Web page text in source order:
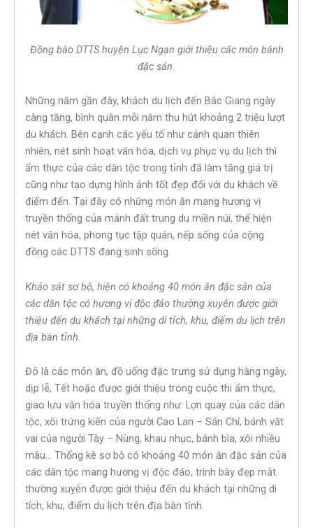
Đồng bào DTTS huyện Lục Ngạn giới thiệu các món bánh
đặc sản.
Những năm gần đây, khách du lịch đến Bắc Giang ngày
càng tăng, bình quân mỗi năm thu hút khoảng 2 triệu lượt
du khách. Bên cạnh các yếu tố như cảnh quan thiên
nhiên, nét sinh hoạt văn hóa, dịch vụ phục vụ du lịch thì
ẩm thực của các dân tộc trong tỉnh đã làm tăng giá trị
cũng như tạo dựng hình ảnh tốt đẹp đối với du khách về
điểm đến. Tại đây có những món ăn mang hương vị
truyền thống của mảnh đất trung du miền núi, thể hiện
nét văn hóa, phong tục tập quán, nếp sống của cộng
đồng các DTTS đang sinh sống.
Khảo sát sơ bộ, hiện có khoảng 40 món ăn đặc sản của
các dân tộc có hương vị độc đáo thường xuyên được giới
thiệu đến du khách tại những di tích, khu, điểm du lịch trên
địa bàn tỉnh.
Đó là các món ăn, đồ uống đặc trưng sử dụng hằng ngày,
dịp lễ, Tết hoặc được giới thiệu trong cuộc thi ẩm thực,
giao lưu văn hóa truyền thống như: Lợn quay của các dân
tộc, xôi trứng kiến của người Cao Lan – Sán Chí, bánh vắt
vai của người Tày – Nùng, khau nhục, bánh bìa, xôi nhiều
màu… Thống kê sơ bộ có khoảng 40 món ăn đặc sản của
các dân tộc mang hương vị độc đáo, trình bày đẹp mắt
thường xuyên được giới thiệu đến du khách tại những di
tích, khu, điểm du lịch trên địa bàn tỉnh.